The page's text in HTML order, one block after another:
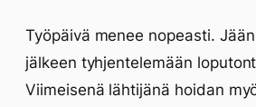
Työpäivä menee nopeasti.
jälkeen tyhjentelemään
Viimeisenä lähtijänä hoidan